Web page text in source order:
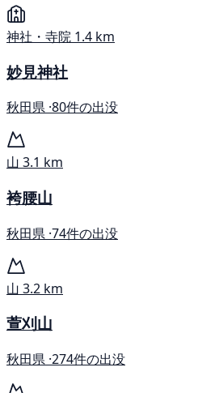
神社・寺院 1.4 km
妙見神社
秋田県 ·80件の出没
山 3.1 km
袴腰山
秋田県 ·74件の出没
山 3.2 km
萱刈山
秋田県 ·274件の出没